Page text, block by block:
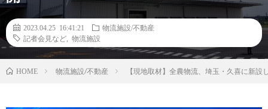
2023.04.25 16:41:21
物流施設/不動産
記者会見など
物流施設
HOME 物流施設/不動産 【現地取材】全農物流、埼玉・久喜に新